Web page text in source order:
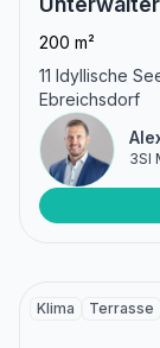
200 m²
11 Idyllische
Ebreichsdorf
3SI
Klima Terrasse